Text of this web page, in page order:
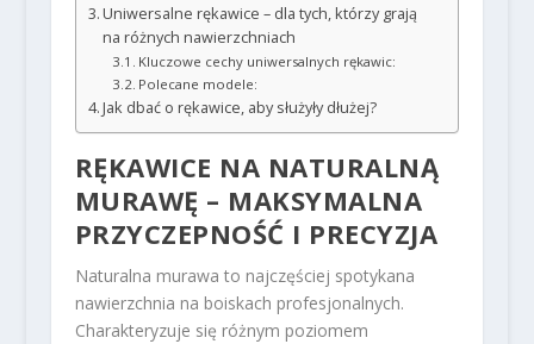
Uniwersalne rękawice – dla tych, którzy grają
na różnych nawierzchniach
Kluczowe cechy uniwersalnych rękawic:
Polecane modele:
Jak dbać o rękawice, aby służyły dłużej?
RĘKAWICE NA NATURALNĄ
MURAWĘ – MAKSYMALNA
PRZYCZEPNOŚĆ I PRECYZJA
Naturalna murawa to najczęściej spotykana
nawierzchnia na boiskach profesjonalnych.
Charakteryzuje się różnym poziomem